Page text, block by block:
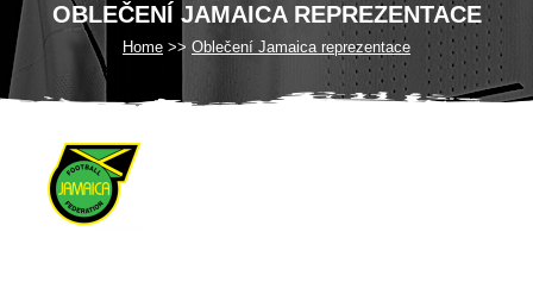
OBLEČENÍ JAMAICA REPREZENTACE
Home Oblečení Jamaica reprezentace